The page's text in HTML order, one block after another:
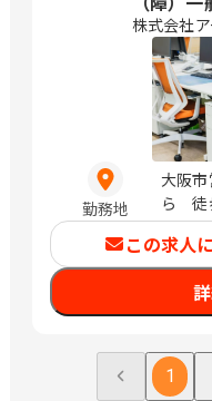
株式会社
勤務地
大阪
ら 徒
この求人
1